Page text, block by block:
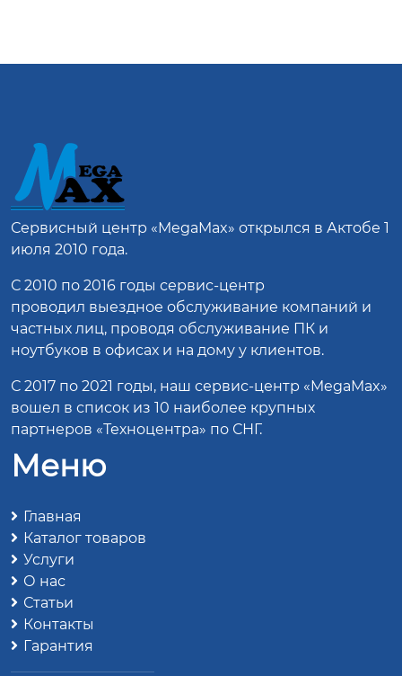
Сервисный центр «MegaMax» открылся в Актобе 1
июля 2010 года.
С 2010 по 2016 годы сервис-центр
проводил выездное обслуживание компаний и
частных лиц, проводя обслуживание ПК и
ноутбуков в офисах и на дому у клиентов.
С 2017 по 2021 годы, наш сервис-центр «MegaMax»
вошел в список из 10 наиболее крупных
партнеров «Техноцентра» по СНГ.
Меню
Главная
Каталог товаров
Услуги
О нас
Статьи
Контакты
Гарантия